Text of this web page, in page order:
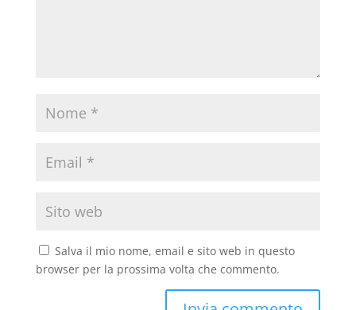
Salva il mio nome, email e sito web in questo
browser per la prossima volta che commento.